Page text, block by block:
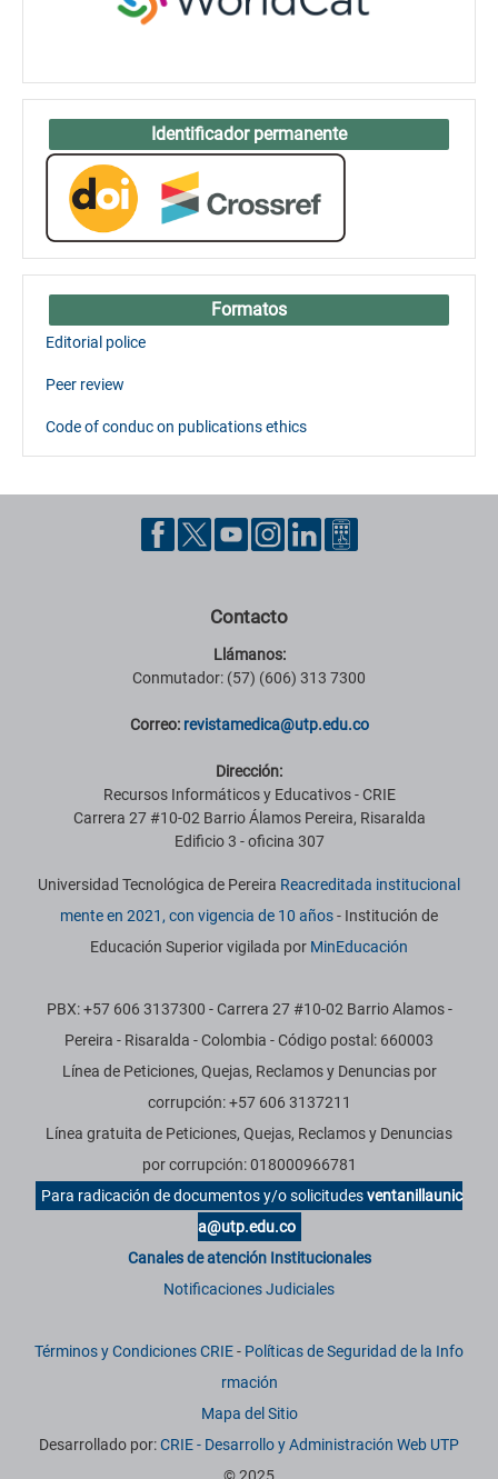
Identificador permanente
Formatos
Editorial police
Peer review
Code of conduc on publications ethics
Contacto
Llámanos:
Conmutador: (57) (606) 313 7300
Correo: revistamedica@utp.edu.co
Dirección:
Recursos Informáticos y Educativos - CRIE
Carrera 27 #10-02 Barrio Álamos Pereira, Risaralda
Edificio 3 - oficina 307
Universidad Tecnológica de Pereira Reacreditada institucional
mente en 2021, con vigencia de 10 años- Institución de
Educación Superior vigilada por MinEducación
PBX: +57 606 3137300 - Carrera 27 #10-02 Barrio Alamos -
Pereira - Risaralda - Colombia - Código postal: 660003
Línea de Peticiones, Quejas, Reclamos y Denuncias por
corrupción: +57 606 3137211
Línea gratuita de Peticiones, Quejas, Reclamos y Denuncias
por corrupción: 018000966781
Para radicación de documentos y/o solicitudesventanillaunic
a@utp.edu.co
Canales de atención Institucionales
Notificaciones Judiciales
Términos y Condiciones CRIE- Políticas de Seguridad de la Info
rmación
Mapa del Sitio
Desarrollado por:CRIE - Desarrollo y Administración Web UTP